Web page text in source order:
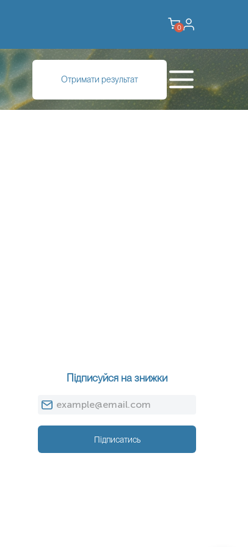
0
Отримати результат
Підписуйся на знижки
Підписатись